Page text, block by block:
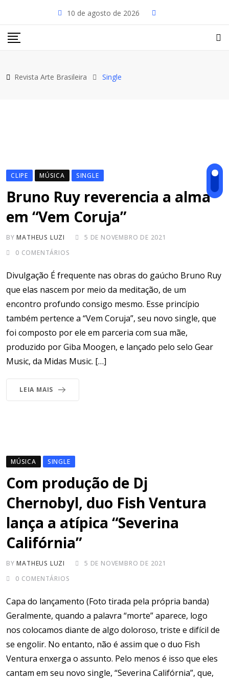
content
10 de agosto de 2026
Revista Arte Brasileira Single
CLIPE MÚSICA SINGLE
Bruno Ruy reverencia a alma
em “Vem Coruja”
BYMATHEUS LUZI
5 DE NOVEMBRO DE 2021
0 COMENTÁRIOS
Divulgação É frequente nas obras do gaúcho Bruno Ruy
que elas nascem por meio da meditação, de um
encontro profundo consigo mesmo. Esse princípio
também pertence a “Vem Coruja”, seu novo single, que
foi composto por ele em parceria com sua mãe,
produzido por Giba Moogen, e lançado pelo selo Gear
Music, da Midas Music. […]
LEIA MAIS
MÚSICA SINGLE
Com produção de Dj
Chernobyl, duo Fish Ventura
lança a atípica “Severina
Califórnia”
BYMATHEUS LUZI
5 DE NOVEMBRO DE 2021
0 COMENTÁRIOS
Capa do lançamento (Foto tirada pela própria banda)
Geralmente, quando a palavra “morte” aparece, logo
nos colocamos diante de algo doloroso, triste e difícil de
se engolir. No entanto, não é assim que o duo Fish
Ventura enxerga o assunto. Pelo menos é isso que eles
cantam em seu novo single, “Severina Califórnia”, que,